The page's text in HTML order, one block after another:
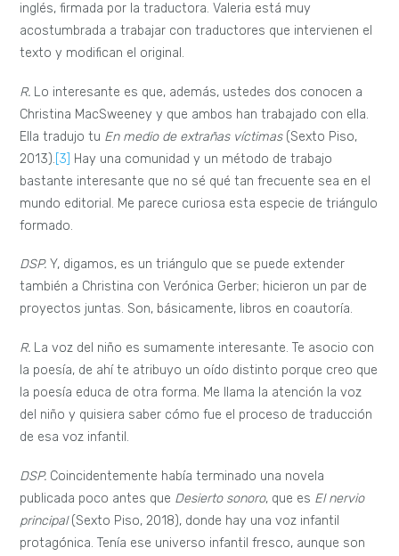
inglés, firmada por la traductora. Valeria está muy
acostumbrada a trabajar con traductores que intervienen el
texto y modifican el original.
R. Lo interesante es que, además, ustedes dos conocen a
Christina MacSweeney y que ambos han trabajado con ella.
Ella tradujo tu En medio de extrañas víctimas(Sexto Piso,
2013). [3]
Hay una comunidad y un método de trabajo
bastante interesante que no sé qué tan frecuente sea en el
mundo editorial. Me parece curiosa esta especie de triángulo
formado.
DSP. Y, digamos, es un triángulo que se puede extender
también a Christina con Verónica Gerber; hicieron un par de
proyectos juntas. Son, básicamente, libros en coautoría.
R. La voz del niño es sumamente interesante. Te asocio con
la poesía, de ahí te atribuyo un oído distinto porque creo que
la poesía educa de otra forma. Me llama la atención la voz
del niño y quisiera saber cómo fue el proceso de traducción
de esa voz infantil.
DSP. Coincidentemente había terminado una novela
publicada poco antes que Desierto sonoro, que es El nervio
principal(Sexto Piso, 2018), donde hay una voz infantil
protagónica. Tenía ese universo infantil fresco, aunque son